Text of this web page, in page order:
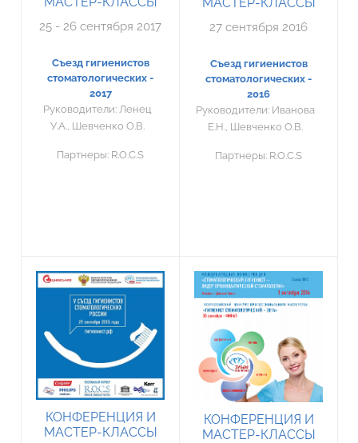
25 - 26 сентября 2017
Съезд гигиенистов
стоматологических -
2017
Руководители:Ленец
У.А., Шевченко О.В.
Партнеры: R.O.C.S
27 сентября 2016
Съезд гигиенистов
стоматологических -
2016
Руководители: Иванова
Е.Н., Шевченко О.В.
Партнеры: R.O.C.S
КОНФЕРЕНЦИЯ И
МАСТЕР-КЛАССЫ
КОНФЕРЕНЦИЯ И
МАСТЕР-КЛАССЫ